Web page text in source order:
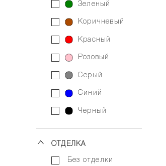
зеленый
коричневый
красный
розовый
серый
синий
черный
ОТДЕЛКА
без отделки